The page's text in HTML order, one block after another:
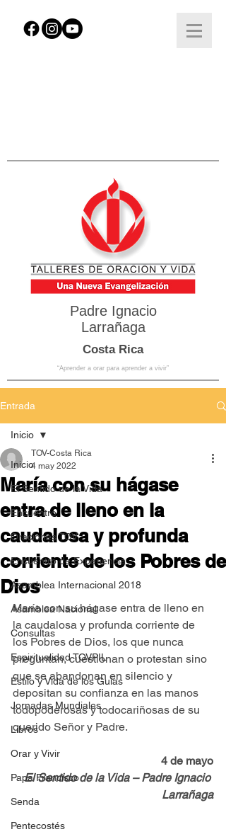
Padre Ignacio
Larrañaga
Costa Rica
“Aprender a orar para aprender a vivir”
Entrada
Inicio
El Sentido de la Vida
Encuentro
Oraciones TOV
Encuentro de Experiencia
Asamblea Internacional 2018
Asamblea Nacional
Consultas
Espiritualidad TOVPIL
Estilo y Vida de los Guías
Jornadas Mundiales
Libros
Orar y Vivir
Papa Francisco
Senda
Pentecostés
Inicio
María con su hágase
entra de lleno en la
caudalosa y profunda
corriente de los Pobres de
Dios
TOV-Costa Rica
4 may 2022
María con su hágase entra de lleno en
la caudalosa y profunda corriente de
los Pobres de Dios, los que nunca
preguntan, cuestionan o protestan sino
que se abandonan en silencio y
depositan su confianza en las manos
todopoderosas y todocariñosas de su
querido Señor y Padre.
4 de mayo
El Sentido de la Vida – Padre Ignacio
Larrañaga